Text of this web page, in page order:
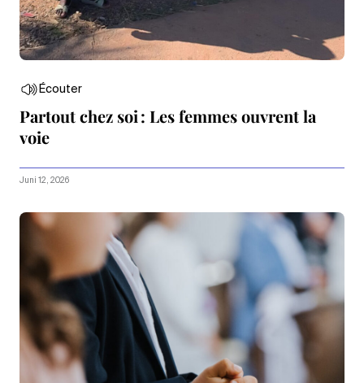
Écouter
Partout chez soi : Les femmes ouvrent la
voie
Juni 12, 2026